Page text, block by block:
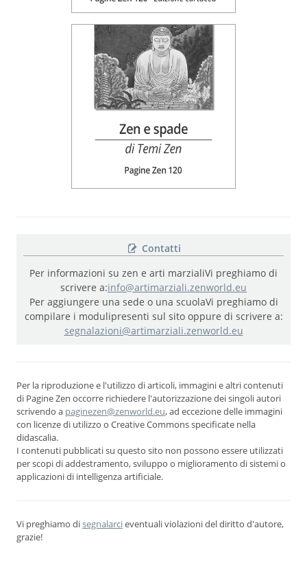
Contatti
Per informazioni su zen e arti marzialiVi preghiamo di
scrivere a:info@artimarziali.zenworld.eu
Per aggiungere una sede o una scuolaVi preghiamo di
compilare i modulipresenti sul sito oppure di scrivere a:
segnalazioni@artimarziali.zenworld.eu
Per la riproduzione e l'utilizzo di articoli, immagini e altri contenuti
di Pagine Zen occorre richiedere l'autorizzazione dei singoli autori
scrivendo a paginezen@zenworld.eu, ad eccezione delle immagini
con licenze di utilizzo o Creative Commons specificate nella
didascalia.
I contenuti pubblicati su questo sito non possono essere utilizzati
per scopi di addestramento, sviluppo o miglioramento di sistemi o
applicazioni di intelligenza artificiale.
Vi preghiamo disegnalarcieventuali violazioni del diritto d'autore,
grazie!